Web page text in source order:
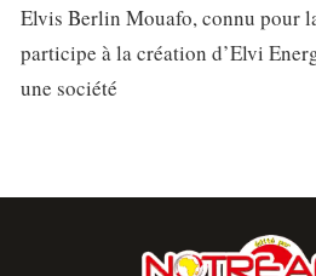
Elvis Berlin Mouafo, connu pour
participe à la création d’Elvi
une société